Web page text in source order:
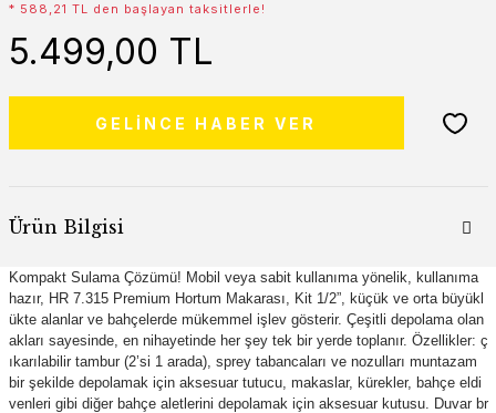
* 588,21 TL den başlayan taksitlerle!
5.499,00 TL
GELİNCE HABER VER
Ürün Bilgisi
Kompakt Sulama Çözümü! Mobil veya sabit kullanıma yönelik, kullanıma
hazır, HR 7.315 Premium Hortum Makarası, Kit 1/2”, küçük ve orta büyükl
ükte alanlar ve bahçelerde mükemmel işlev gösterir. Çeşitli depolama olan
akları sayesinde, en nihayetinde her şey tek bir yerde toplanır. Özellikler: ç
ıkarılabilir tambur (2’si 1 arada), sprey tabancaları ve nozulları muntazam
bir şekilde depolamak için aksesuar tutucu, makaslar, kürekler, bahçe eldi
venleri gibi diğer bahçe aletlerini depolamak için aksesuar kutusu. Duvar br